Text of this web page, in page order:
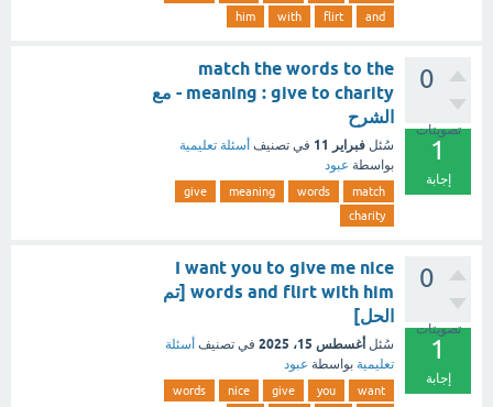
and
flirt
with
him
0
تصويتات
1
إجابة
match the words to the
meaning : give to charity - مع
الشرح
سُئل فبراير 11 في تصنيف أسئلة تعليمية
بواسطة عبود
match
words
meaning
give
charity
0
تصويتات
1
إجابة
I want you to give me nice
words and flirt with him [تم
الحل]
سُئل أغسطس 15، 2025 في تصنيف أسئلة
تعليمية بواسطة عبود
want
you
give
nice
words